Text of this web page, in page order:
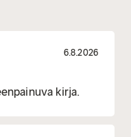
6.8.2026
kirja.